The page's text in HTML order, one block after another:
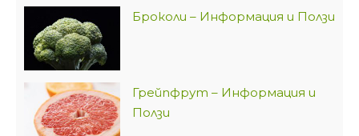
Броколи – Информация и Ползи
Грейпфрут – Информация и
Ползи